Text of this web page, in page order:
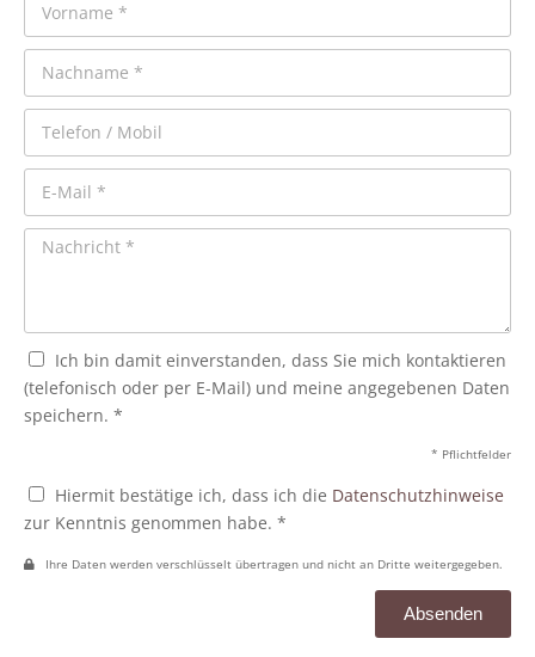
Ich bin damit einverstanden, dass Sie mich kontaktieren
(telefonisch oder per E-Mail) und meine angegebenen Daten
speichern. *
* Pflichtfelder
Hiermit bestätige ich, dass ich die Datenschutzhinweise
zur Kenntnis genommen habe. *
Ihre Daten werden verschlüsselt übertragen und nicht an Dritte weitergegeben.
Absenden